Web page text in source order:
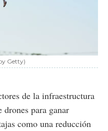
Getty)
de la infraestructura
drones para ganar
como una reducción